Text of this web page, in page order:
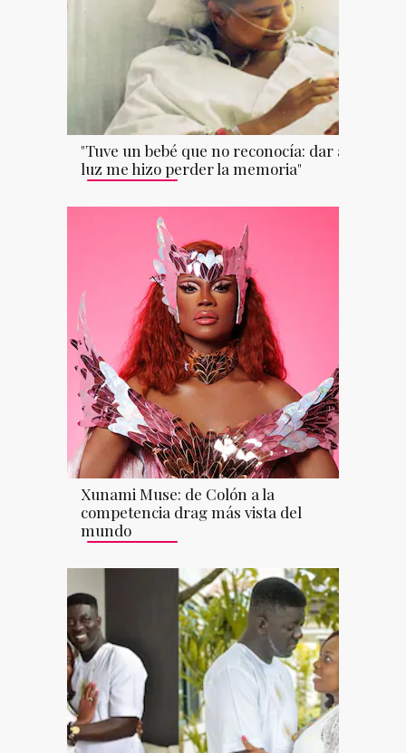
"Tuve un bebé que no reconocía: dar a
luz me hizo perder la memoria"
Xunami Muse: de Colón a la
competencia drag más vista del
mundo